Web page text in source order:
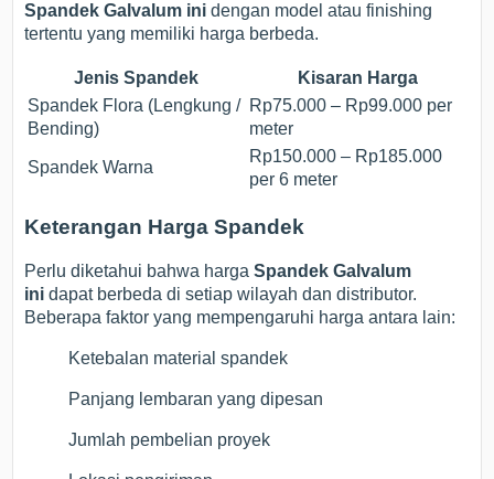
Spandek Galvalum ini dengan model atau finishing
tertentu yang memiliki harga berbeda.
Jenis Spandek
Kisaran Harga
Spandek Flora (Lengkung /
Bending)
Rp75.000 – Rp99.000 per
meter
Spandek Warna
Rp150.000 – Rp185.000
per 6 meter
Keterangan Harga Spandek
Perlu diketahui bahwa hargaSpandek Galvalum
ini dapat berbeda di setiap wilayah dan distributor.
Beberapa faktor yang mempengaruhi harga antara lain:
Ketebalan material spandek
Panjang lembaran yang dipesan
Jumlah pembelian proyek